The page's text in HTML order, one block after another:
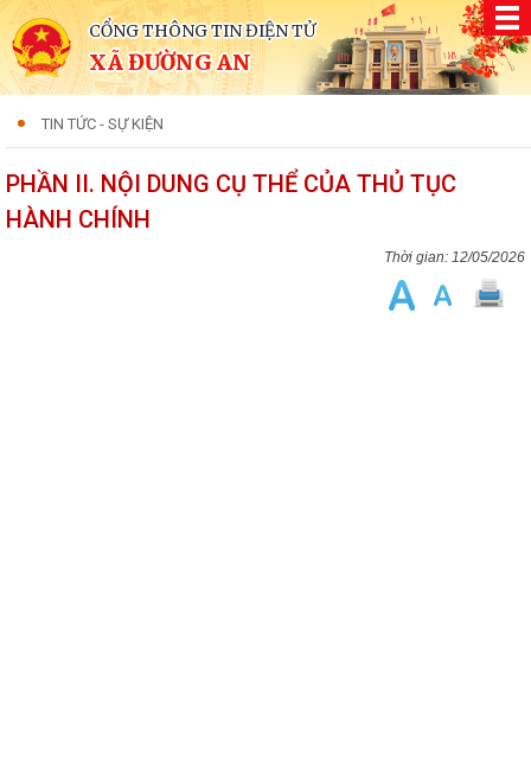
CỔNG THÔNG TIN ĐIỆN TỬ
XÃ ĐƯỜNG AN
TIN TỨC - SỰ KIỆN
PHẦN II. NỘI DUNG CỤ THỂ CỦA THỦ TỤC
HÀNH CHÍNH
12/05/2026